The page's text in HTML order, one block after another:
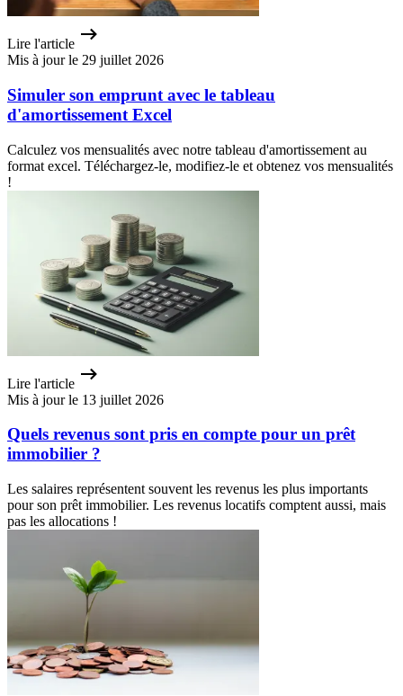
Lire l'article
Mis à jour le 29 juillet 2026
Simuler son emprunt avec le tableau
d'amortissement Excel
Calculez vos mensualités avec notre tableau d'amortissement au
format excel. Téléchargez-le, modifiez-le et obtenez vos mensualités
!
Lire l'article
Mis à jour le 13 juillet 2026
Quels revenus sont pris en compte pour un prêt
immobilier ?
Les salaires représentent souvent les revenus les plus importants
pour son prêt immobilier. Les revenus locatifs comptent aussi, mais
pas les allocations !